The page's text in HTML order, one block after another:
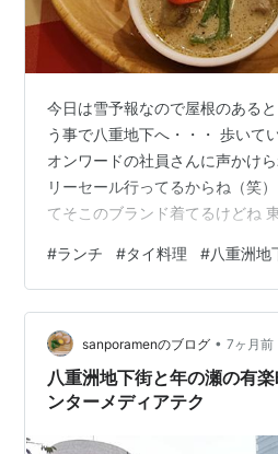
今日は雪予報なので屋根のある
う事で八重地下へ・・・ 歩いて
オンワードの社員さんに声かけ
リーセール行ってるからね（笑
てそこのブランド着てるけどね
と踏んで、珍しくヤエ地下まで
へ～ g501109.gorp.jp お昼回っ
りそうでしたが、 ワンプレート
ィーヌンセット トムヤムクンヌ
ンカレー・生春巻き・タピオカ
セン・ソム…
#ランチ #タイ料理 #八重洲地
sanporamenのブログ • 7ヶ月前
八重洲地下街と年の瀬の有
ンターメディアテク